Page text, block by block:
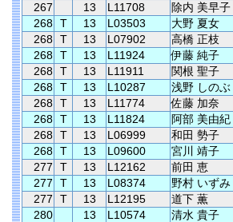
267
13 L11708 除内 美早子
268 T 13 L03503 大野 夏女
268 T 13 L07902 高橋 正枝
268 T 13 L11924 伊藤 純子
268 T 13 L11911 関根 聖子
268 T 13 L10287 浅野 しのぶ
268 T 13 L11774 佐藤 加奈
268 T 13 L11824 阿部 美由紀
268 T 13 L06999 和田 勢子
268 T 13 L09600 宮川 靖子
277
T 13 L12162 前田 恵
277
T 13 L08374 野村 いずみ
277
T 13 L12195 道下 薫
280
13 L10574 清水 貴子